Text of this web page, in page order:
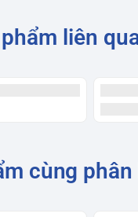
liên
cùng